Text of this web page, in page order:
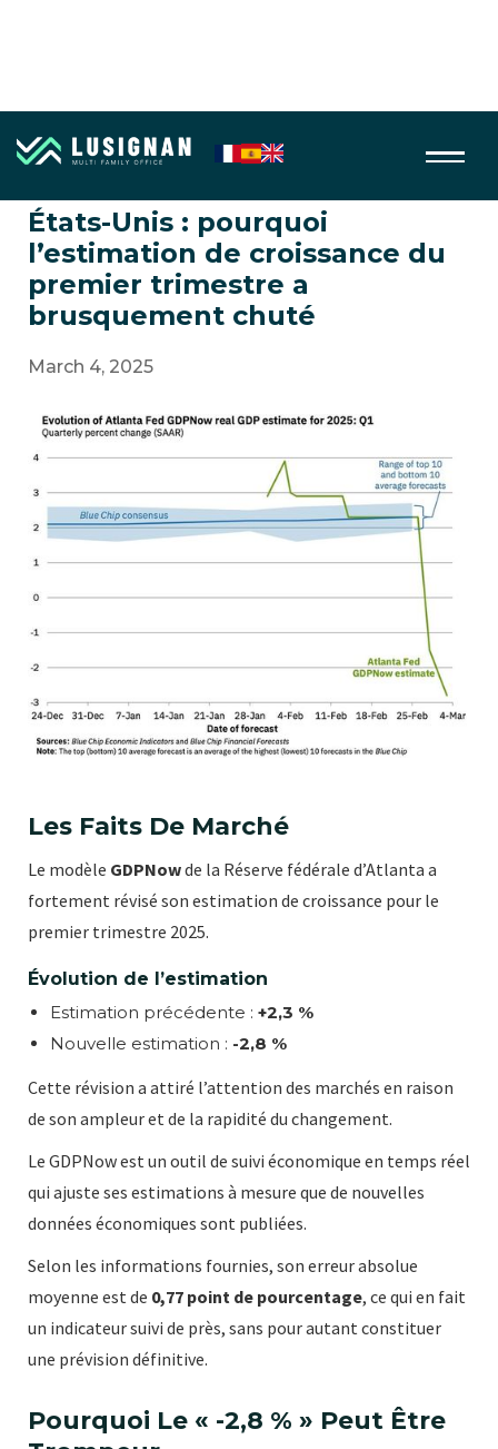
Macro économie
États-Unis : pourquoi
l’estimation de croissance du
premier trimestre a
brusquement chuté
March 4, 2025
Les Faits De Marché
Le modèle GDPNowde la Réserve fédérale d’Atlanta a
fortement révisé son estimation de croissance pour le
premier trimestre 2025.
Évolution de l’estimation
Estimation précédente : +2,3 %
Nouvelle estimation : -2,8 %
Cette révision a attiré l’attention des marchés en raison
de son ampleur et de la rapidité du changement.
Le GDPNow est un outil de suivi économique en temps réel
qui ajuste ses estimations à mesure que de nouvelles
données économiques sont publiées.
Selon les informations fournies, son erreur absolue
moyenne est de 0,77 point de pourcentage, ce qui en fait
un indicateur suivi de près, sans pour autant constituer
une prévision définitive.
Pourquoi Le « -2,8 % » Peut Être